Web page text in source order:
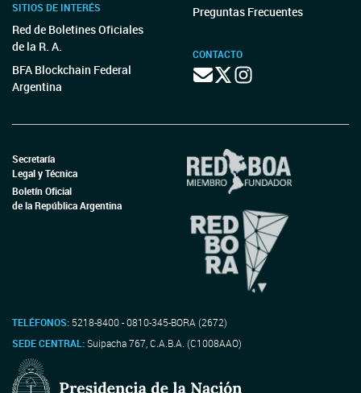
SITIOS DE INTERÉS
Red de Boletines Oficiales
de la R. A.
BFA Blockchain Federal
Argentina
Preguntas Frecuentes
CONTACTO
Secretaría
Legal y Técnica
Boletín Oficial
de la República Argentina
TELÉFONOS: 5218-8400 - 0810-345-BORA (2672)
SEDE CENTRAL:Suipacha 767, C.A.B.A. (C1008AAO)